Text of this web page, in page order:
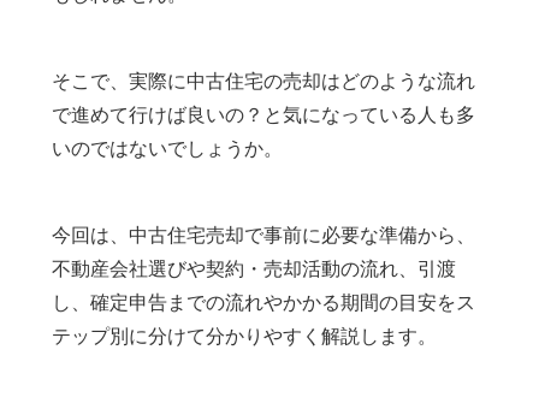
そこで、実際に中古住宅の売却はどのような流れ
で進めて行けば良いの？と気になっている人も多
いのではないでしょうか。
今回は、中古住宅売却で事前に必要な準備から、
不動産会社選びや契約・売却活動の流れ、引渡
し、確定申告までの流れやかかる期間の目安をス
テップ別に分けて分かりやすく解説します。